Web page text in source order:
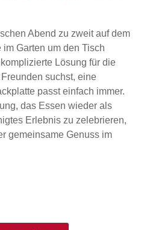
Abend zu zweit auf dem
Garten um den Tisch
Lösung für die
suchst, eine
passt einfach immer.
das Essen wieder als
Erlebnis zu zelebrieren,
gemeinsame Genuss im